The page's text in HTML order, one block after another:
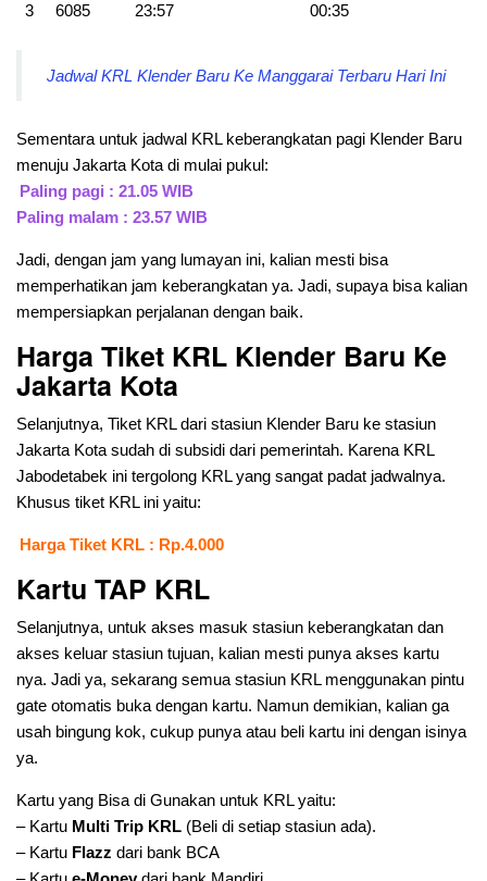
3 6085 23:57 00:35
Jadwal KRL Klender Baru Ke Manggarai Terbaru Hari Ini
Sementara untuk jadwal KRL keberangkatan pagi Klender Baru
menuju Jakarta Kota di mulai pukul:
Paling pagi : 21.05 WIB
Paling malam : 23.57 WIB
Jadi, dengan jam yang lumayan ini, kalian mesti bisa
memperhatikan jam keberangkatan ya. Jadi, supaya bisa kalian
mempersiapkan perjalanan dengan baik.
Harga Tiket KRL Klender Baru Ke
Jakarta Kota
Selanjutnya, Tiket KRL dari stasiun Klender Baru ke stasiun
Jakarta Kota sudah di subsidi dari pemerintah. Karena KRL
Jabodetabek ini tergolong KRL yang sangat padat jadwalnya.
Khusus tiket KRL ini yaitu:
Harga Tiket KRL : Rp.4.000
Kartu TAP KRL
Selanjutnya, untuk akses masuk stasiun keberangkatan dan
akses keluar stasiun tujuan, kalian mesti punya akses kartu
nya. Jadi ya, sekarang semua stasiun KRL menggunakan pintu
gate otomatis buka dengan kartu. Namun demikian, kalian ga
usah bingung kok, cukup punya atau beli kartu ini dengan isinya
ya.
Kartu yang Bisa di Gunakan untuk KRL yaitu:
– Kartu Multi Trip KRL (Beli di setiap stasiun ada).
– Kartu Flazz dari bank BCA